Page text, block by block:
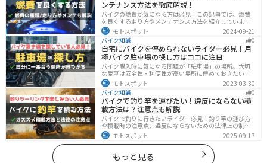
ンテナンス方法を徹底解説！
バイクの燃費が気になる方は必見！この記事では、燃費
を良くする走り方やメンテナンス方法を紹介していま
す。実は、車体そのものや荷物を軽くすることで、燃費
の向上が可能です。この記事を読めば、燃費を改善する
具体的な方法がわかります。
モトスポット
2024-09-21
バイク知識
0
自宅にバイクを停められないライダー必見！月
極バイク駐車場の探し方はココに注目
バイク購入時に気になる問題が「駐車場」の場所。大切
な愛車は安全性・利便性が高い場所に停めておきたいで
すよね？ 当記事ではそんな駐車場選びについて解説して
います。すでにバイクを持っていて、新しい駐車場を探
している人もぜひ参考にしてくださいね。
モトスポット
2023-03-30
バイク知識
0
バイクで釣り竿を運びたい！違反にならない積
載方法は？注意点も解説
バイクで釣りに行きたいライダー必見！釣り竿の運び方
や積載時の注意点、違反にならないための法律上の制限
を解説。風の影響やバランス、安全面のポイントを押さ
えつつ、おすすめのロッドケース・ロッドホルダー・コ
ンパクトロッドも紹介。ツーリング途中に気軽に釣りを
楽しみたい方にも最適な情報が満載
モトスポット 2025-09-17
もっと見る